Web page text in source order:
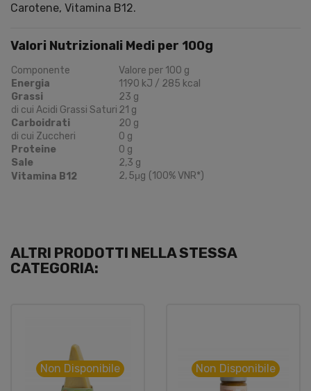
Carotene, Vitamina B12.
Valori Nutrizionali Medi per 100g
Componente
Valore per 100 g
Energia
1190 kJ / 285 kcal
Grassi
23 g
di cui Acidi Grassi Saturi 21 g
Carboidrati
20 g
di cui Zuccheri
0 g
Proteine
0 g
Sale
2,3 g
Vitamina B12
2,5μg (100% VNR*)
ALTRI PRODOTTI NELLA STESSA
CATEGORIA:
Non Disponibile Non Disponibile